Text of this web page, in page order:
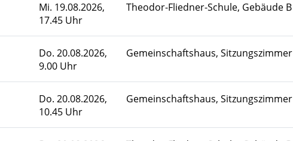
Mi. 19.08.2026,
17.45 Uhr
Theodor-Fliedner-Schule, Gebäude
Do. 20.08.2026,
9.00 Uhr
Gemeinschaftshaus,
Do. 20.08.2026,
10.45 Uhr
Gemeinschaftshaus,